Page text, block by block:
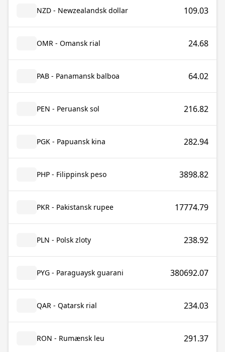
NZD - Newzealandsk dollar 109.03
OMR - Omansk rial 24.68
PAB - Panamansk balboa 64.02
PEN - Peruansk sol 216.82
PGK - Papuansk kina 282.94
PHP - Filippinsk peso 3898.82
PKR - Pakistansk rupee 17774.79
PLN - Polsk zloty 238.92
PYG - Paraguaysk guarani 380692.07
QAR - Qatarsk rial 234.03
RON - Rumænsk leu 291.37